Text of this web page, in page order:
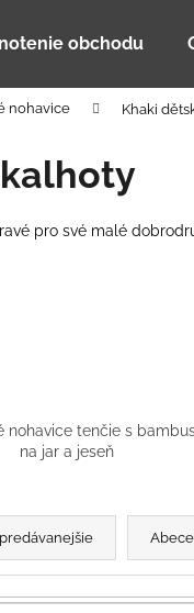
obchodu
nohavice Khaki
pro své malé
nohavice tenčie s
na jar a jeseň
Čo